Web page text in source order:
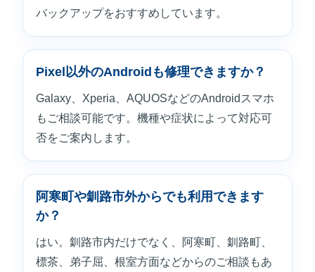
バックアップをおすすめしています。
Pixel以外のAndroidも修理できますか？
Galaxy、Xperia、AQUOSなどのAndroidスマホ
もご相談可能です。機種や症状によって対応可
否をご案内します。
阿寒町や釧路市外からでも利用できます
か？
はい。釧路市内だけでなく、阿寒町、釧路町、
標茶、弟子屈、根室方面などからのご相談もあ